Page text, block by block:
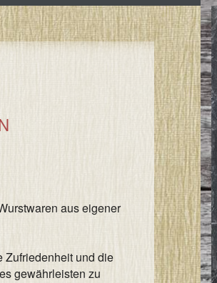
Öffnungszeiten
aus eigener
Zufriedenheit und die
gewährleisten zu